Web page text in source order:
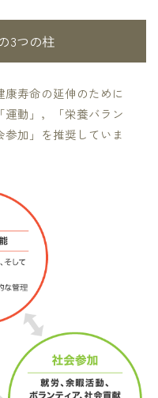
3つの柱
寿命の延伸のために
動」，「栄養バラン
加」を推奨していま